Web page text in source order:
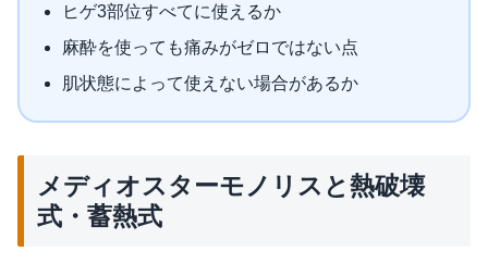
ヒゲ3部位すべてに使えるか
麻酔を使っても痛みがゼロではない点
肌状態によって使えない場合があるか
メディオスターモノリスと熱破壊
式・蓄熱式